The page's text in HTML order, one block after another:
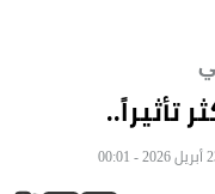
تأثيراً..